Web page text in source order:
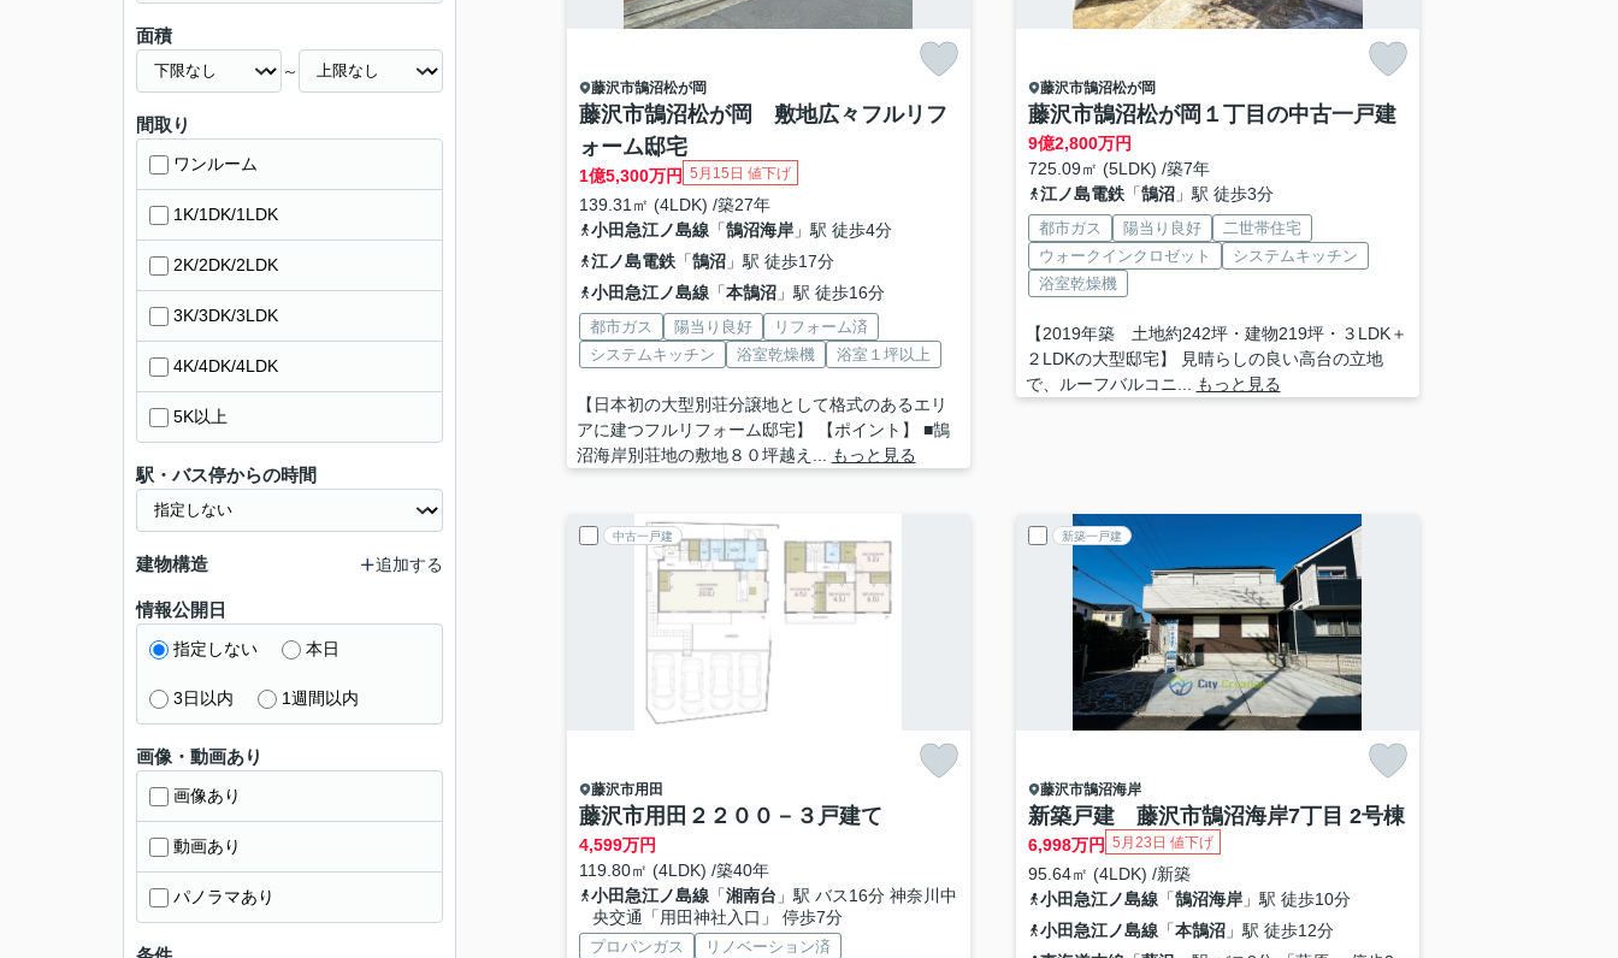
藤沢市鵠沼松が岡
藤沢市鵠沼松が岡 敷地広々フルリフ
ォーム邸宅
1億5,300万円 5月15日 値下げ
139.31㎡ (4LDK) /築27年
小田急江ノ島線「鵠沼海岸」駅 徒歩4分
江ノ島電鉄「鵠沼」駅 徒歩17分
小田急江ノ島線「本鵠沼」駅 徒歩16分
都市ガス 陽当り良好
リフォーム済
システムキッチン
浴室乾燥機 浴室１坪以上
【日本初の大型別荘分譲地として格式のあるエリ
アに建つフルリフォーム邸宅】 【ポイント】 ■鵠
沼海岸別荘地の敷地８０坪越え...
もっと見る
藤沢市鵠沼松が岡
藤沢市鵠沼松が岡１丁目の中古一戸建
9億2,800万円
725.09㎡ (5LDK) /築7年
江ノ島電鉄「鵠沼」駅 徒歩3分
都市ガス 陽当り良好
二世帯住宅
ウォークインクロゼット
システムキッチン
浴室乾燥機
【2019年築 土地約242坪・建物219坪・３LDK＋
２LDKの大型邸宅】 見晴らしの良い高台の立地
で、ルーフバルコニ...
もっと見る
中古一戸建
藤沢市用田
藤沢市用田２２００－３戸建て
4,599万円
119.80㎡ (4LDK) /築40年
小田急江ノ島線「湘南台 」駅 バス16分 神奈川中
央交通「用田神社入口」 停歩7分
プロパンガス
リノベーション済
新築一戸建
藤沢市鵠沼海岸
新築戸建 藤沢市鵠沼海岸7丁目 2号棟
6,998万円 5月23日 値下げ
95.64㎡ (4LDK) /新築
小田急江ノ島線「鵠沼海岸」駅 徒歩10分
小田急江ノ島線「本鵠沼」駅 徒歩12分
面積
～
間取り
ワンルーム
1K/1DK/1LDK
2K/2DK/2LDK
3K/3DK/3LDK
4K/4DK/4LDK
5K以上
駅・バス停からの時間
建物構造 追加する
情報公開日
指定しない 本日
3日以内 1週間以内
画像・動画あり
画像あり
動画あり
パノラマあり